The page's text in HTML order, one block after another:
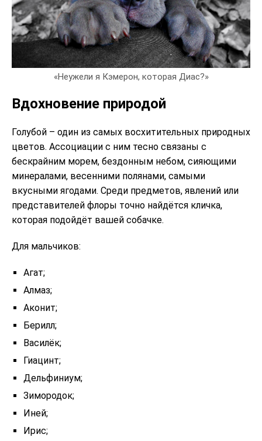
«Неужели я Кэмерон, которая Диас?»
Вдохновение природой
Голубой – один из самых восхитительных природных
цветов. Ассоциации с ним тесно связаны с
бескрайним морем, бездонным небом, сияющими
минералами, весенними полянами, самыми
вкусными ягодами. Среди предметов, явлений или
представителей флоры точно найдётся кличка,
которая подойдёт вашей собачке.
Для мальчиков:
Агат;
Алмаз;
Аконит;
Берилл;
Василёк;
Гиацинт;
Дельфиниум;
Зимородок;
Иней;
Ирис;